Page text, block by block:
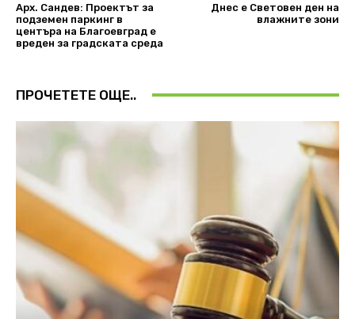
Арх. Сандев: Проектът за
подземен паркинг в
центъра на Благоевград е
вреден за градската среда
Днес е Световен ден на
влажните зони
ПРОЧЕТЕТЕ ОЩЕ..